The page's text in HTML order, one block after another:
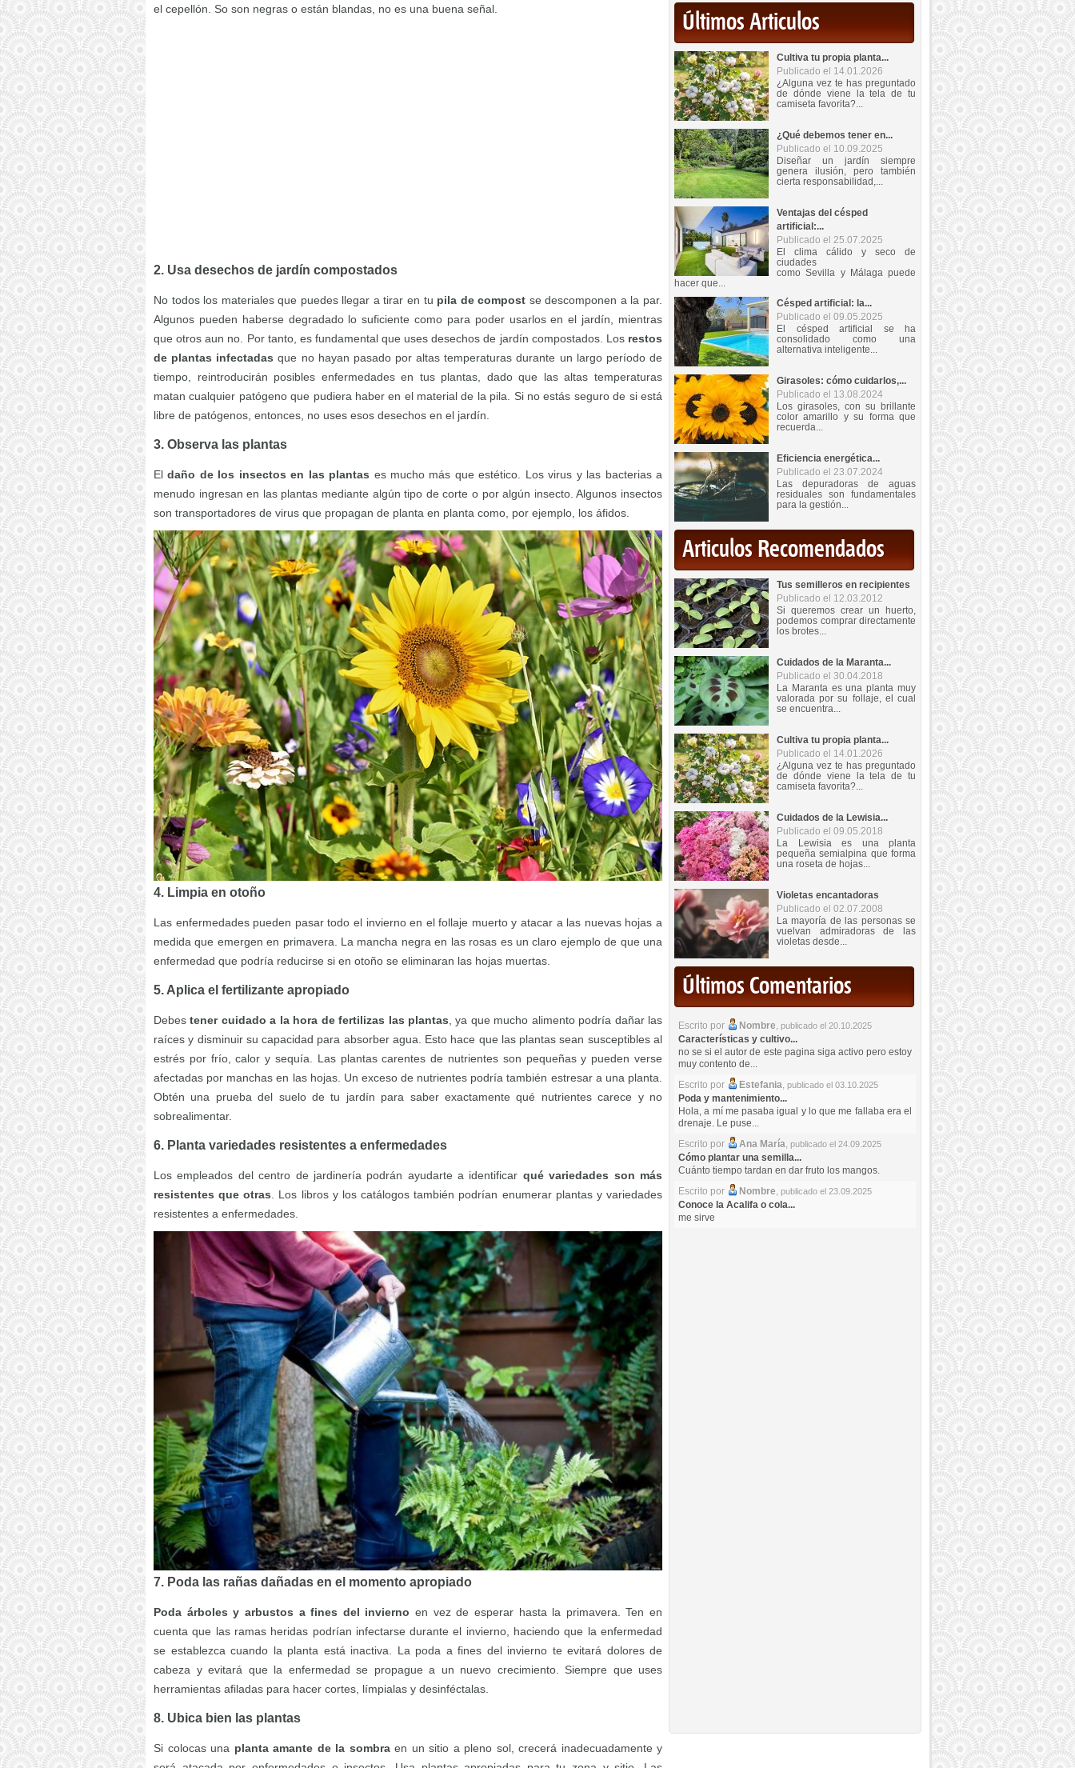
el cepellón. So son negras o están blandas, no es una buena señal.
2. Usa desechos de jardín compostados
No todos los materiales que puedes llegar a tirar en tu pila de compost se descomponen a la par.
Algunos pueden haberse degradado lo suficiente como para poder usarlos en el jardín, mientras
que otros aun no. Por tanto, es fundamental que uses desechos de jardín compostados. Los restos
de plantas infectadas que no hayan pasado por altas temperaturas durante un largo período de
tiempo, reintroducirán posibles enfermedades en tus plantas, dado que las altas temperaturas
matan cualquier patógeno que pudiera haber en el material de la pila. Si no estás seguro de si está
libre de patógenos, entonces, no uses esos desechos en el jardín.
3. Observa las plantas
Eldaño de los insectos en las plantas es mucho más que estético. Los virus y las bacterias a
menudo ingresan en las plantas mediante algún tipo de corte o por algún insecto. Algunos insectos
son transportadores de virus que propagan de planta en planta como, por ejemplo, los áfidos.
4. Limpia en otoño
Las enfermedades pueden pasar todo el invierno en el follaje muerto y atacar a las nuevas hojas a
medida que emergen en primavera. La mancha negra en las rosas es un claro ejemplo de que una
enfermedad que podría reducirse si en otoño se eliminaran las hojas muertas.
5. Aplica el fertilizante apropiado
Debestener cuidado a la hora de fertilizas las plantas , ya que mucho alimento podría dañar las
raíces y disminuir su capacidad para absorber agua. Esto hace que las plantas sean susceptibles al
estrés por frío, calor y sequía. Las plantas carentes de nutrientes son pequeñas y pueden verse
afectadas por manchas en las hojas. Un exceso de nutrientes podría también estresar a una planta.
Obtén una prueba del suelo de tu jardín para saber exactamente qué nutrientes carece y no
sobrealimentar.
6. Planta variedades resistentes a enfermedades
Los empleados del centro de jardinería podrán ayudarte a identificar qué variedades son más
resistentes que otras . Los libros y los catálogos también podrían enumerar plantas y variedades
resistentes a enfermedades.
7. Poda las rañas dañadas en el momento apropiado
Poda árboles y arbustos a fines del invierno en vez de esperar hasta la primavera. Ten en
cuenta que las ramas heridas podrían infectarse durante el invierno, haciendo que la enfermedad
se establezca cuando la planta está inactiva. La poda a fines del invierno te evitará dolores de
cabeza y evitará que la enfermedad se propague a un nuevo crecimiento. Siempre que uses
herramientas afiladas para hacer cortes, límpialas y desinféctalas.
8. Ubica bien las plantas
Si colocas una planta amante de la sombraen un sitio a pleno sol, crecerá inadecuadamente y
Últimos Articulos
Cultiva tu propia planta...
Publicado el 14.01.2026
¿Alguna vez te has preguntado
de dónde viene la tela de tu
camiseta favorita?...
¿Qué debemos tener en...
Publicado el 10.09.2025
Diseñar un jardín siempre
genera ilusión, pero también
cierta responsabilidad,...
Ventajas del césped
artificial:...
Publicado el 25.07.2025
El clima cálido y seco de
ciudades
como Sevilla y Málaga puede
hacer que...
Césped artificial: la...
Publicado el 09.05.2025
El césped artificial se ha
consolidado como una
alternativa inteligente...
Girasoles: cómo cuidarlos,...
Publicado el 13.08.2024
Los girasoles, con su brillante
color amarillo y su forma que
recuerda...
Eficiencia energética...
Publicado el 23.07.2024
Las depuradoras de aguas
residuales son fundamentales
para la gestión...
Articulos Recomendados
Tus semilleros en recipientes
Publicado el 12.03.2012
Si queremos crear un huerto,
podemos comprar directamente
los brotes...
Cuidados de la Maranta...
Publicado el 30.04.2018
La Maranta es una planta muy
valorada por su follaje, el cual
se encuentra...
Cultiva tu propia planta...
Publicado el 14.01.2026
¿Alguna vez te has preguntado
de dónde viene la tela de tu
camiseta favorita?...
Cuidados de la Lewisia...
Publicado el 09.05.2018
La Lewisia es una planta
pequeña semialpina que forma
una roseta de hojas...
Violetas encantadoras
Publicado el 02.07.2008
La mayoría de las personas se
vuelvan admiradoras de las
violetas desde...
Últimos Comentarios
Escrito por Nombre, publicado el 20.10.2025
Características y cultivo...
no se si el autor de este pagina siga activo pero estoy
muy contento de...
Escrito por
Estefania, publicado el 03.10.2025
Poda y mantenimiento...
Hola, a mí me pasaba igual y lo que me fallaba era el
drenaje. Le puse...
Escrito por
Ana María, publicado el 24.09.2025
Cómo plantar una semilla...
Cuánto tiempo tardan en dar fruto los mangos.
Escrito por
Nombre, publicado el 23.09.2025
Conoce la Acalifa o cola...
me sirve